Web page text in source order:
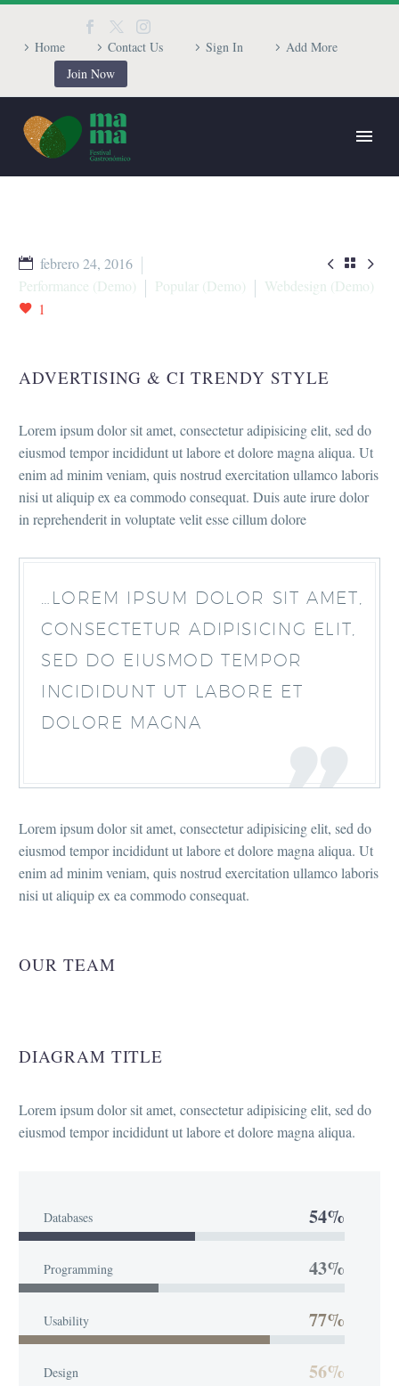
Home Contact Us Sign In
Add More
Join Now
  
febrero 24, 2016
Performance (Demo)
Popular (Demo)
Webdesign (Demo)
1
ADVERTISING & CI TRENDY STYLE
Lorem ipsum dolor sit amet, consectetur adipisicing elit, sed do
eiusmod tempor incididunt ut labore et dolore magna aliqua. Ut
enim ad minim veniam, quis nostrud exercitation ullamco laboris
nisi ut aliquip ex ea commodo consequat. Duis aute irure dolor
in reprehenderit in voluptate velit esse cillum dolore
…LOREM IPSUM DOLOR SIT AMET,
CONSECTETUR ADIPISICING ELIT,
SED DO EIUSMOD TEMPOR
INCIDIDUNT UT LABORE ET
DOLORE MAGNA
Lorem ipsum dolor sit amet, consectetur adipisicing elit, sed do
eiusmod tempor incididunt ut labore et dolore magna aliqua. Ut
enim ad minim veniam, quis nostrud exercitation ullamco laboris
nisi ut aliquip ex ea commodo consequat.
OUR TEAM
DIAGRAM TITLE
Lorem ipsum dolor sit amet, consectetur adipisicing elit, sed do
eiusmod tempor incididunt ut labore et dolore magna aliqua.
Databases 54%
Programming 43%
Usability 77%
Design 56%